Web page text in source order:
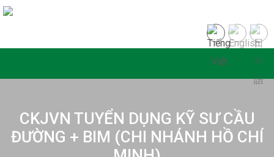
CKJVN TUYỂN DỤNG KỸ SƯ CẦU
ĐƯỜNG + BIM (CHI NHÁNH HỒ CHÍ